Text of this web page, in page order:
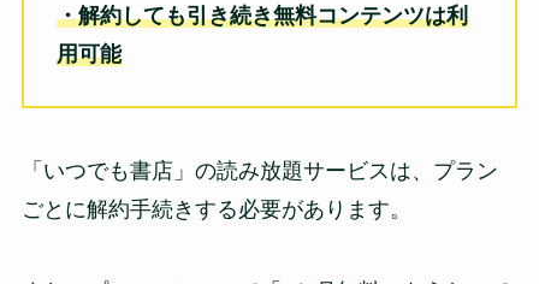
・解約しても引き続き無料コンテンツは利
用可能
「いつでも書店」の読み放題サービスは、プラン
ごとに解約手続きする必要があります。